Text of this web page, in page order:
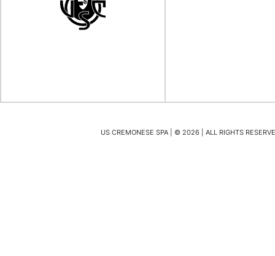
US CREMONESE SPA | © 2026 | ALL RIGHTS